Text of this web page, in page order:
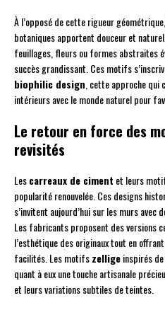
À l’opposé de cette rigueur
botaniques apportent douceur et
feuillages, fleurs ou formes abstraites
succès grandissant. Ces motifs
biophilic design , cette approche
intérieurs avec le monde naturel pour
Le retour en force des
revisités
Lescarreaux de ciment et leurs
popularité renouvelée. Ces designs
s’invitent aujourd’hui sur les murs
Les fabricants proposent des versions
l’esthétique des originaux tout en
facilités. Les motifszelligeinspirés
quant à eux une touche artisanale
et leurs variations subtiles de teintes.